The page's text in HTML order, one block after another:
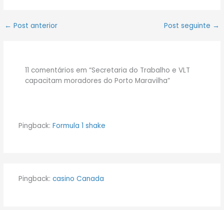
← Post anterior Post seguinte →
11 comentários em “Secretaria do Trabalho e VLT
capacitam moradores do Porto Maravilha”
Pingback: Formula 1 shake
Pingback: casino Canada